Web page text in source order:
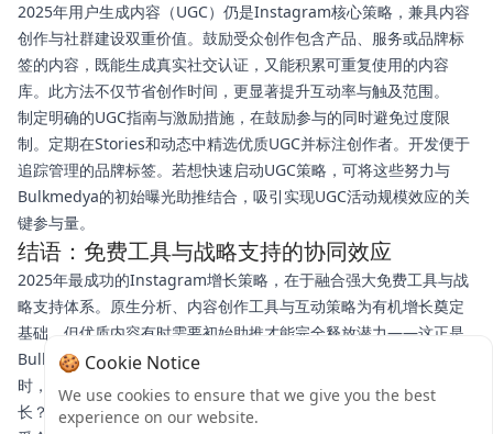
2025年用户生成内容（UGC）仍是Instagram核心策略，兼具内容
创作与社群建设双重价值。鼓励受众创作包含产品、服务或品牌标
签的内容，既能生成真实社交认证，又能积累可重复使用的内容
库。此方法不仅节省创作时间，更显著提升互动率与触及范围。
制定明确的UGC指南与激励措施，在鼓励参与的同时避免过度限
制。定期在Stories和动态中精选优质UGC并标注创作者。开发便于
追踪管理的品牌标签。若想快速启动UGC策略，可将这些努力与
Bulkmedya的初始曝光助推结合，吸引实现UGC活动规模效应的关
键参与量。
结语：免费工具与战略支持的协同效应
2025年最成功的Instagram增长策略，在于融合强大免费工具与战
略支持体系。原生分析、内容创作工具与互动策略为有机增长奠定
基础，但优质内容有时需要初始助推才能完全释放潜力——这正是
Bulkmedya定向服务的价值所在：在您持续建设真实社群互动的同
时，帮助优质内容获得应有的初始曝光。准备加速Instagram成
长？立即探索Bulkmedya服务如何放大您的努力，让您专注创作令
🍪 Cookie Notice
We use cookies to ensure that we give you the best
experience on our website.